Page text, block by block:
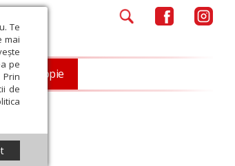
Te
mai
pe
de
Filantropie